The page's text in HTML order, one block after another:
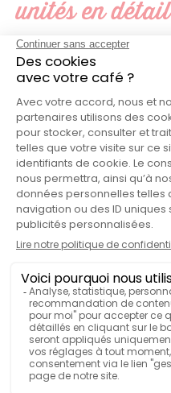
unités en détail
MARQUE
COULEUR
MATIÈRE
VENDU EN
FABRIQUÉ EN